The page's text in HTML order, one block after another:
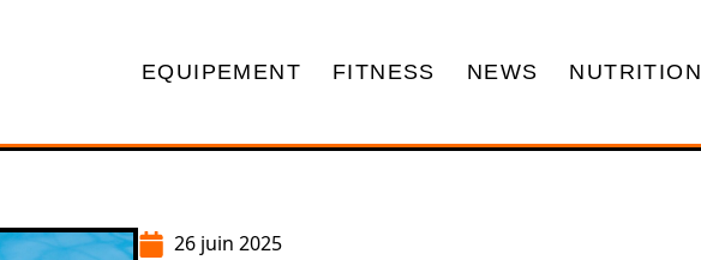
EQUIPEMENT FITNESS NEWS NUTRITION
26 juin 2025